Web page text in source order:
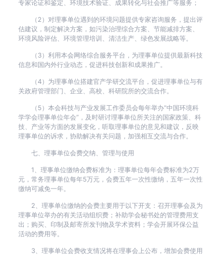
专家论证和鉴定、环境技术验证、成果转化与社会推广等服务；
（2）对理事单位遇到的环境问题提供专家咨询服务，提出评
估建议，制定解决方案，如污染治理综合方案、节能减排方案、
环境风险评估、环境管理培训、清洁生产、绿色发展战略等。
（3）利用本会网络综合服务平台，为理事单位提供最新科技
信息和国内外行业动态，促进科技创新和成果推广。
（4）为理事单位搭建官产学研交流平台，促进理事单位与有
关政府管理部门、企业、高校、科研院所的交流合作。
（5）本会科技与产业发展工作委员会每年举办”中国环境科
学学会理事单位年会”，及时研讨理事单位所关注的国家政策、科
技、产业等方面的发展变化，听取理事单位的意见和建议，反映
理事单位的诉求，协助解决有关问题，加强相互交流与合作。
七、理事单位会费交纳、管理与使用
1、理事单位缴纳会费标准为：理事单位每年会费标准为2万
元，常务理事单位每年5万元，会费五年一次性缴纳，五年一次性
缴纳可减免一年。
2、理事单位缴纳的会费主要用于以下开支：召开理事会及为
理事单位举办的有关活动组织费；补助学会秘书处的管理费用支
出；购买、印制及邮寄所发刊物及学术资料；学会开展环保公益
活动的费用等。
3、理事单位会费收支情况将在理事会上公布，增加会费使用